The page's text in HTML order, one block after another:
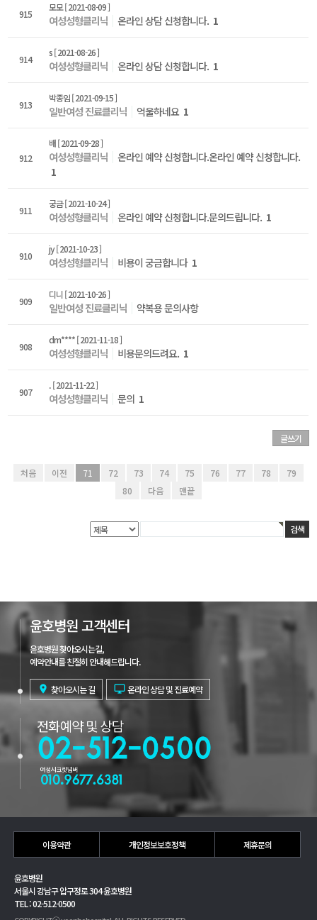
915
모모[ 2021-08-09 ]
여성성형클리닉 온라인 상담 신청합니다. 1
914
s[ 2021-08-26 ]
여성성형클리닉 온라인 상담 신청합니다. 1
913
박종임[ 2021-09-15 ]
일반여성 진료클리닉 억울하네요 1
912
배[ 2021-09-28 ]
여성성형클리닉
온라인 예약 신청합니다.온라인 예약 신청합니다.
1
911
궁금[ 2021-10-24 ]
여성성형클리닉 온라인 예약 신청합니다.문의드립니다. 1
910
jy[ 2021-10-23 ]
여성성형클리닉 비용이 궁금합니다 1
909
디니[ 2021-10-26 ]
일반여성 진료클리닉 약복용 문의사항
908
dm****[ 2021-11-18 ]
여성성형클리닉 비용문의드려요. 1
907
.[ 2021-11-22 ]
여성성형클리닉 문의 1
글쓰기
처음 이전 71 72 73 74 75 76 77 78
79
80
다음 맨끝
윤호병원 고객센터
윤호병원 찾아오시는길,
예약안내를 친절히 안내해드립니다.
 찾아오시는 길  온라인 상담 및 진료예약
이용약관 개인정보보호정책 제휴문의
윤호병원
서울시 강남구 압구정로 304 윤호병원
TEL : 02-512-0500